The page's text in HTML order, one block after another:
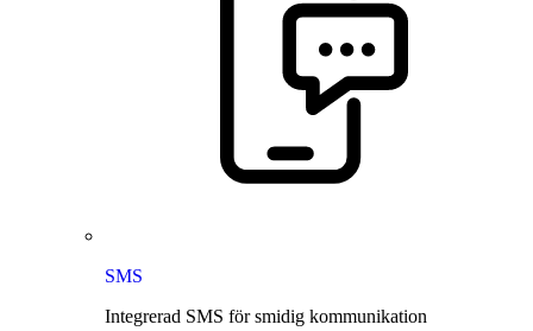
SMS
Integrerad SMS för smidig kommunikation